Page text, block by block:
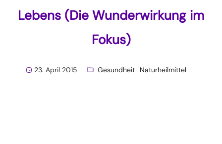
Lebens (Die Wunderwirkung im
Fokus)
23. April 2015 Gesundheit Naturheilmittel